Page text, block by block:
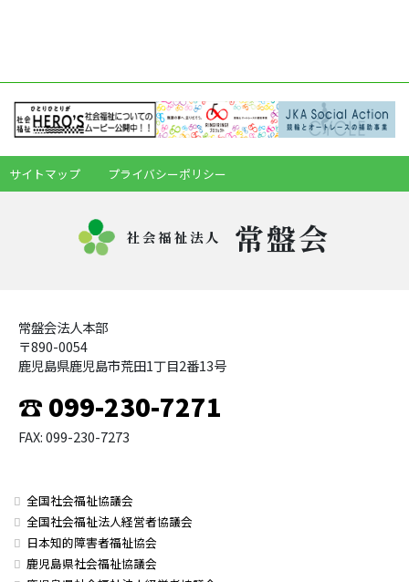
サイトマップ プライバシーポリシー
社会福祉法人 常盤会
常盤会法人本部
〒890-0054
鹿児島県鹿児島市荒田1丁目2番13号
☎ 099-230-7271
FAX: 099-230-7273
全国社会福祉協議会
全国社会福祉法人経営者協議会
日本知的障害者福祉協会
鹿児島県社会福祉協議会